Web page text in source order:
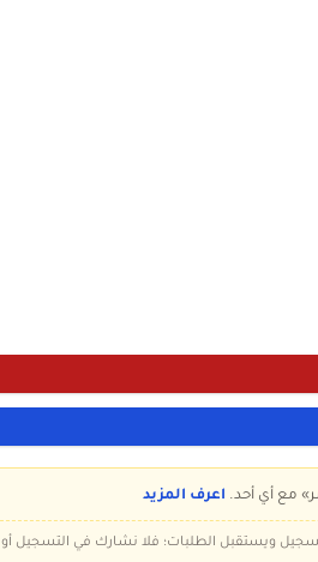
مع أي أحد. اعرف المزيد
ويستقبل الطلبات؛ فلا نشارك في التسجيل أو